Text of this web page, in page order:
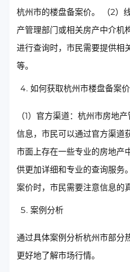
杭州市的楼盘备案价。 （2）
产管理部门或相关房产中介机
进行查询时，市民需要提供相
等。
如何获取杭州市楼盘备案价
（1）官方渠道：杭州市房地
信息，市民可以通过官方渠道
市面上存在一些专业的房地产
供更加详细和专业的查询服务
案价时，市民需要注意信息的
案例分析
通过具体案例分析杭州市部分
更好地了解市场行情。